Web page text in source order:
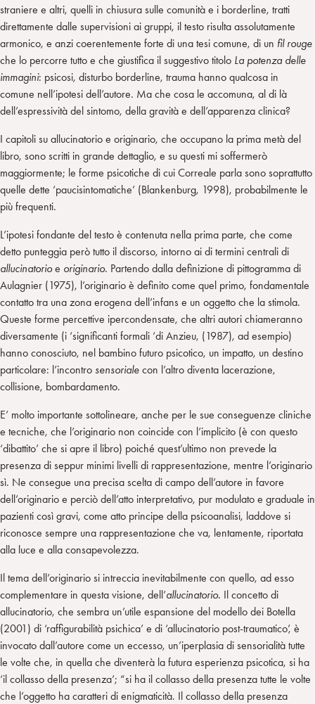
straniere e altri, quelli in chiusura sulle comunità e i borderline, tratti
direttamente dalle supervisioni ai gruppi, il testo risulta assolutamente
armonico, e anzi coerentemente forte di una tesi comune, di un fil rouge
che lo percorre tutto e che giustifica il suggestivo titolo La potenza delle
immagini: psicosi, disturbo borderline, trauma hanno qualcosa in
comune nell’ipotesi dell’autore. Ma che cosa le accomuna, al di là
dell’espressività del sintomo, della gravità e dell’apparenza clinica?
I capitoli su allucinatorio e originario, che occupano la prima metà del
libro, sono scritti in grande dettaglio, e su questi mi soffermerò
maggiormente; le forme psicotiche di cui Correale parla sono soprattutto
quelle dette ‘paucisintomatiche’ (Blankenburg, 1998), probabilmente le
più frequenti.
L’ipotesi fondante del testo è contenuta nella prima parte, che come
detto punteggia però tutto il discorso, intorno ai di termini centrali di
allucinatorioe originario. Partendo dalla definizione di pittogramma di
Aulagnier (1975), l’originario è definito come quel primo, fondamentale
contatto tra una zona erogena dell’infans e un oggetto che la stimola.
Queste forme percettive ipercondensate, che altri autori chiameranno
diversamente (i ‘significanti formali ‘di Anzieu, (1987), ad esempio)
hanno conosciuto, nel bambino futuro psicotico, un impatto, un destino
particolare: l’incontro sensoriale con l’altro diventa lacerazione,
collisione, bombardamento.
E’ molto importante sottolineare, anche per le sue conseguenze cliniche
e tecniche, che l’originario non coincide con l’implicito (è con questo
‘dibattito’ che si apre il libro) poiché quest’ultimo non prevede la
presenza di seppur minimi livelli di rappresentazione, mentre l’originario
sì. Ne consegue una precisa scelta di campo dell’autore in favore
dell’originario e perciò dell’atto interpretativo, pur modulato e graduale in
pazienti così gravi, come atto principe della psicoanalisi, laddove si
riconosce sempre una rappresentazione che va, lentamente, riportata
alla luce e alla consapevolezza.
Il tema dell’originario si intreccia inevitabilmente con quello, ad esso
complementare in questa visione, dell’allucinatorio. Il concetto di
allucinatorio, che sembra un’utile espansione del modello dei Botella
(2001) di ‘raffigurabilità psichica’ e di ‘allucinatorio post-traumatico’, è
invocato dall’autore come un eccesso, un’iperplasia di sensorialità tutte
le volte che, in quella che diventerà la futura esperienza psicotica, si ha
‘il collasso della presenza’; “si ha il collasso della presenza tutte le volte
che l’oggetto ha caratteri di enigmaticità. Il collasso della presenza